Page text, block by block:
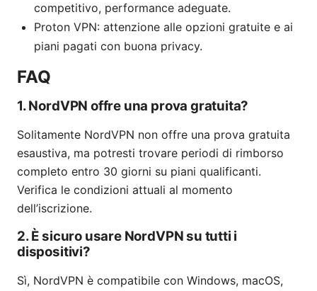
competitivo, performance adeguate.
Proton VPN: attenzione alle opzioni gratuite e ai
piani pagati con buona privacy.
FAQ
1. NordVPN offre una prova gratuita?
Solitamente NordVPN non offre una prova gratuita
esaustiva, ma potresti trovare periodi di rimborso
completo entro 30 giorni su piani qualificanti.
Verifica le condizioni attuali al momento
dell’iscrizione.
2. È sicuro usare NordVPN su tutti i
dispositivi?
Sì, NordVPN è compatibile con Windows, macOS,